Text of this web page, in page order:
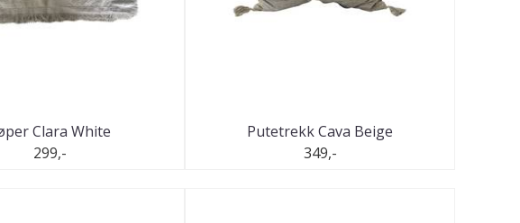
Clara White
299,-
Putetrekk Cava Beige
349,-